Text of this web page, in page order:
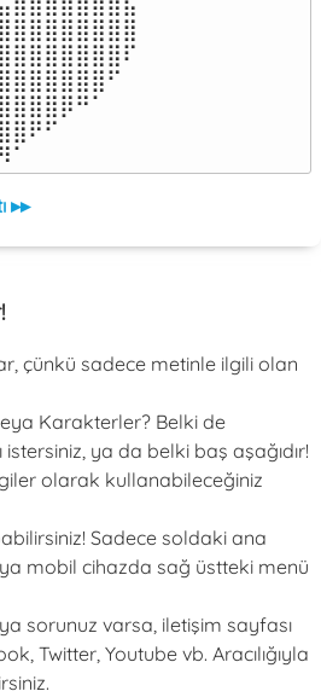
▸▸
çünkü sadece metinle ilgili olan
Karakterler? Belki de
istersiniz, ya da belki baş aşağıdır!
olarak kullanabileceğiniz
Sadece soldaki ana
mobil cihazda sağ üstteki menü
sorunuz varsa, iletişim sayfası
Twitter, Youtube vb. Aracılığıyla